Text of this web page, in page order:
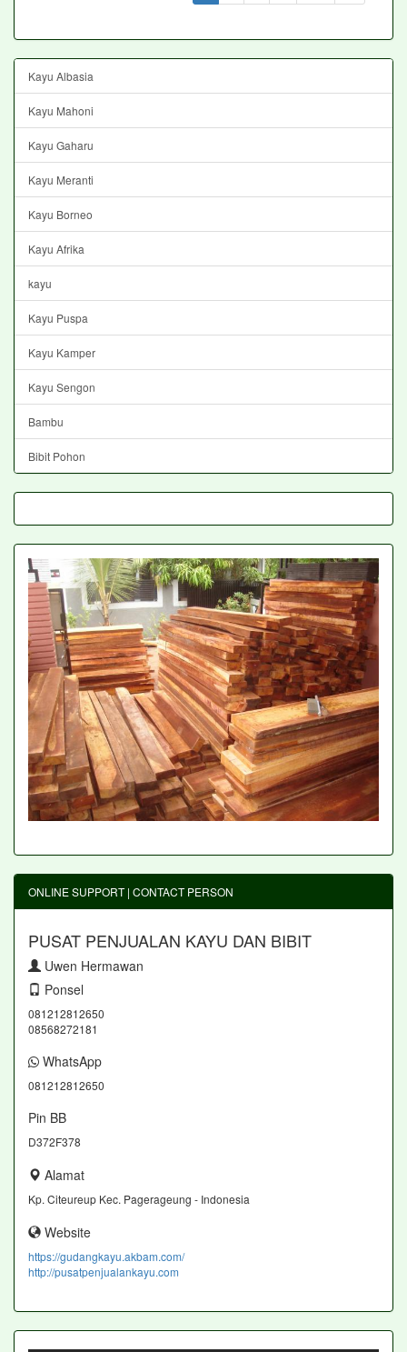
Kayu Albasia
Kayu Mahoni
Kayu Gaharu
Kayu Meranti
Kayu Borneo
Kayu Afrika
kayu
Kayu Puspa
Kayu Kamper
Kayu Sengon
Bambu
Bibit Pohon
ONLINE SUPPORT | CONTACT PERSON
PUSAT PENJUALAN KAYU DAN BIBIT
Uwen Hermawan
Ponsel
081212812650
08568272181
WhatsApp
081212812650
Pin BB
D372F378
Alamat
Kp. Citeureup Kec. Pagerageung - Indonesia
Website
https://gudangkayu.akbam.com/
http://pusatpenjualankayu.com